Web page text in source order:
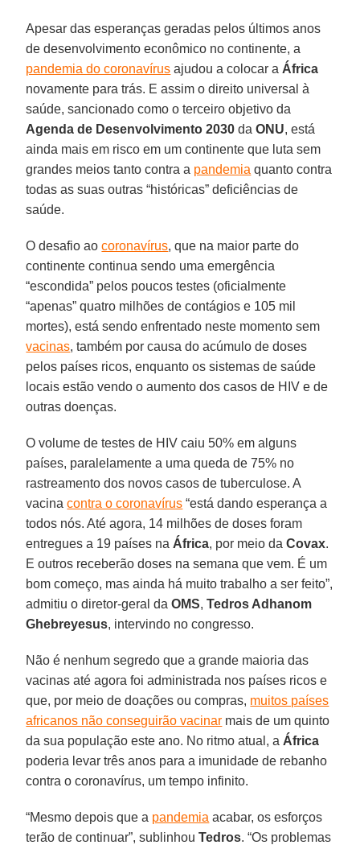
Apesar das esperanças geradas pelos últimos anos
de desenvolvimento econômico no continente, a
pandemia do coronavírus ajudou a colocar a África
novamente para trás. E assim o direito universal à
saúde, sancionado como o terceiro objetivo da
Agenda de Desenvolvimento 2030 daONU, está
ainda mais em risco em um continente que luta sem
grandes meios tanto contra a pandemia quanto contra
todas as suas outras “históricas” deficiências de
saúde.
O desafio aocoronavírus, que na maior parte do
continente continua sendo uma emergência
“escondida” pelos poucos testes (oficialmente
“apenas” quatro milhões de contágios e 105 mil
mortes), está sendo enfrentado neste momento sem
vacinas, também por causa do acúmulo de doses
pelos países ricos, enquanto os sistemas de saúde
locais estão vendo o aumento dos casos de HIV e de
outras doenças.
O volume de testes de HIV caiu 50% em alguns
países, paralelamente a uma queda de 75% no
rastreamento dos novos casos de tuberculose. A
vacinacontra o coronavírus “está dando esperança a
todos nós. Até agora, 14 milhões de doses foram
entregues a 19 países na África, por meio daCovax.
E outros receberão doses na semana que vem. É um
bom começo, mas ainda há muito trabalho a ser feito”,
admitiu o diretor-geral daOMS,Tedros Adhanom
Ghebreyesus, intervindo no congresso.
Não é nenhum segredo que a grande maioria das
vacinas até agora foi administrada nos países ricos e
que, por meio de doações ou compras, muitos países
africanos não conseguirão vacinar mais de um quinto
da sua população este ano. No ritmo atual, a África
poderia levar três anos para a imunidade de rebanho
contra o coronavírus, um tempo infinito.
“Mesmo depois que a pandemia acabar, os esforços
terão de continuar”, sublinhouTedros. “Os problemas